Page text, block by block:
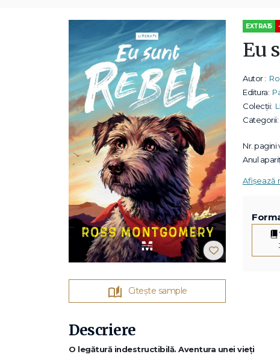
Citește sample
EXTRA15
Eu
Autor :
Editura:
Colecții:
Categorii:
Nr. pagini
Anul
Afișează
Descriere
O legătură indestructibilă. Aventura unei vieți